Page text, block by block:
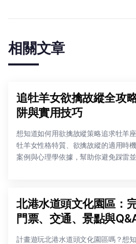
相關文章
追牡羊女欲擒故縱全攻
阱與實用技巧
想知道如何用欲擒故縱策略追求牡羊
牡羊女性格特質、欲擒故縱的適用時
案例與心理學依據，幫助你避免踩雷並
北港水道頭文化園區：
門票、交通、景點與
計畫遊玩北港水道頭文化園區嗎？想